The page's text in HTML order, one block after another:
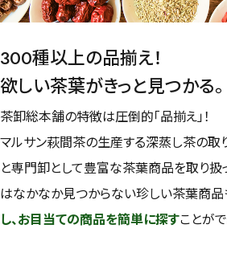
紅茶
容量を選択
50g 100g 500g
検索
300種以上の品揃え！
欲しい茶葉がきっと見つかる。
茶卸総本舗の特徴は圧倒的「品揃え」！
マルサン萩間茶の生産する深蒸し茶の取
と専門卸として豊富な茶葉商品を取り扱
はなかなか見つからない珍しい茶葉商品
し、お目当ての商品を簡単に探すことがで